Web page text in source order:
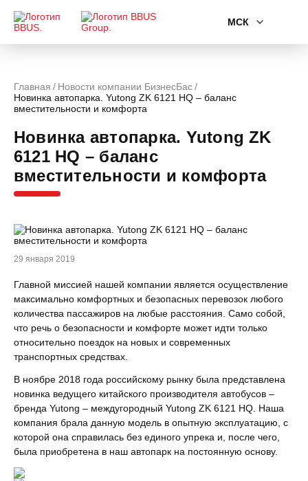
МСК
Главная
Новости компании БизнесБас
Новинка автопарка. Yutong ZK 6121 HQ – баланс
вместительности и комфорта
Новинка автопарка. Yutong ZK
6121 HQ – баланс
вместительности и комфорта
29 января 2019
Главной миссией нашей компании является осуществление
максимально комфортных и безопасных перевозок любого
количества пассажиров на любые расстояния. Само собой,
что речь о безопасности и комфорте может идти только
относительно поездок на новых и современных
транспортных средствах.
В ноябре 2018 года российскому рынку была представлена
новинка ведущего китайского производителя автобусов –
бренда Yutong – междугородный Yutong ZK 6121 HQ. Наша
компания брала данную модель в опытную эксплуатацию, с
которой она справилась без единого упрека и, после чего,
была приобретена в наш автопарк на постоянную основу.